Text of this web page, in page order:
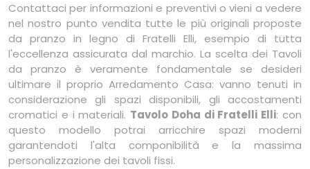
Contattaci per informazioni e preventivi o vieni a vedere
nel nostro punto vendita tutte le più originali proposte
da pranzo in legno di Fratelli Elli, esempio di tutta
l'eccellenza assicurata dal marchio. La scelta dei Tavoli
da pranzo è veramente fondamentale se desideri
ultimare il proprio Arredamento Casa: vanno tenuti in
considerazione gli spazi disponibili, gli accostamenti
cromatici e i materiali. Tavolo Doha di Fratelli Elli: con
questo modello potrai arricchire spazi moderni
garantendoti l'alta componibilità e la massima
personalizzazione dei tavoli fissi.